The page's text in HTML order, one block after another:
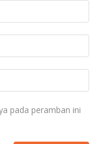
pada peramban ini